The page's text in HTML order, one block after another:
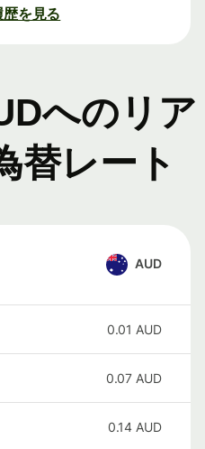
を見る
へのリア
替レート
AUD
0.01 AUD
0.07 AUD
0.14 AUD